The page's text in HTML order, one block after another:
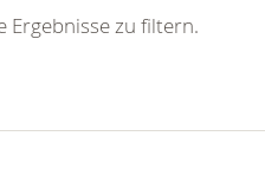
Ergebnisse zu filtern.